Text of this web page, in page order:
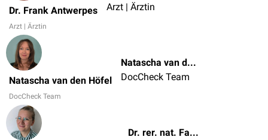
Dr. Frank Antwerpes
Arzt | Ärztin
Arzt | Ärztin
Natascha van den Höfel
DocCheck Team
Natascha van den Höfel
DocCheck Team
Dr. rer. nat. Fabienne Reh